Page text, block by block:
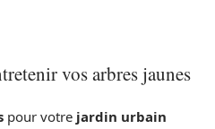
vos arbres jaunes
pour votre jardin urbain